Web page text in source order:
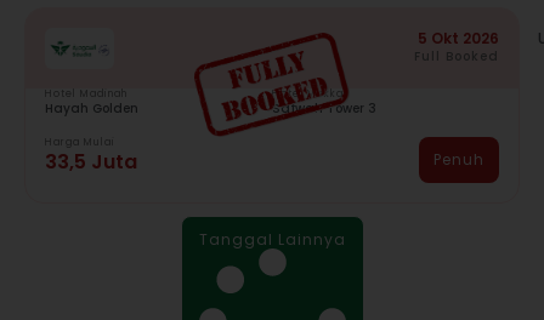
5 Okt 2026
Full Booked
Hotel Madinah
Hayah Golden
Hotel Mekkah
Safwah Tower 3
Harga Mulai
33,5 Juta Penuh
Tanggal Lainnya